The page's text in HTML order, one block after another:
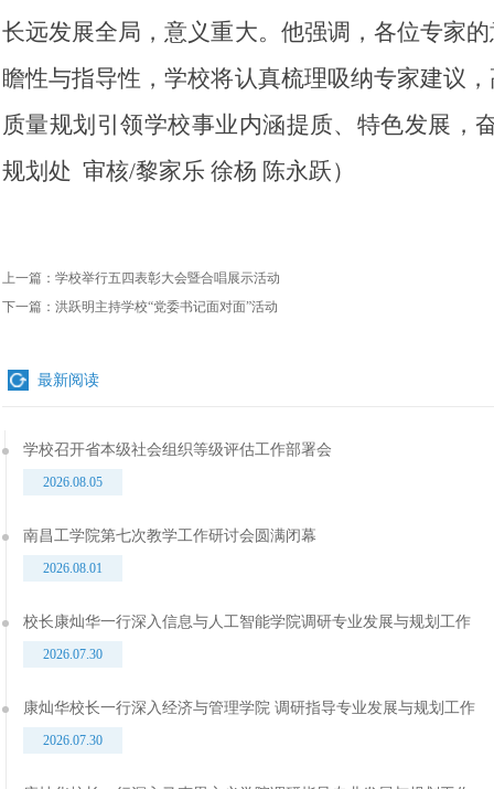
长远发展全局，意义重大。他强调，各位专家
瞻性与指导性，学校将认真梳理吸纳专家建议
质量规划引领学校事业内涵提质、特色发展，
规划处 审核/黎家乐 徐杨 陈永跃）
上一篇： 学校举行五四表彰大会暨合唱展示活动
下一篇： 洪跃明主持学校“党委书记面对面”活动
最新阅读
学校召开省本级社会组织等级评估工作部署会
2026.08.05
南昌工学院第七次教学工作研讨会圆满闭幕
2026.08.01
校长康灿华一行深入信息与人工智能学院调研专业发展与规划工作
2026.07.30
康灿华校长一行深入经济与管理学院 调研指导专业发展与规划工作
2026.07.30